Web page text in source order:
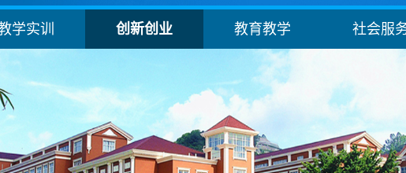
学实训 创新创业 教育教学 社会服